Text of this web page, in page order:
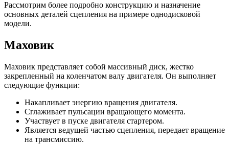
Рассмотрим более подробно конструкцию и назначение
основных деталей сцепления на примере однодисковой
модели.
Маховик
Маховик представляет собой массивный диск, жестко
закрепленный на коленчатом валу двигателя. Он выполняет
следующие функции:
Накапливает энергию вращения двигателя.
Сглаживает пульсации вращающего момента.
Участвует в пуске двигателя стартером.
Является ведущей частью сцепления, передает вращение
на трансмиссию.